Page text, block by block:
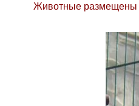
Животные размещены